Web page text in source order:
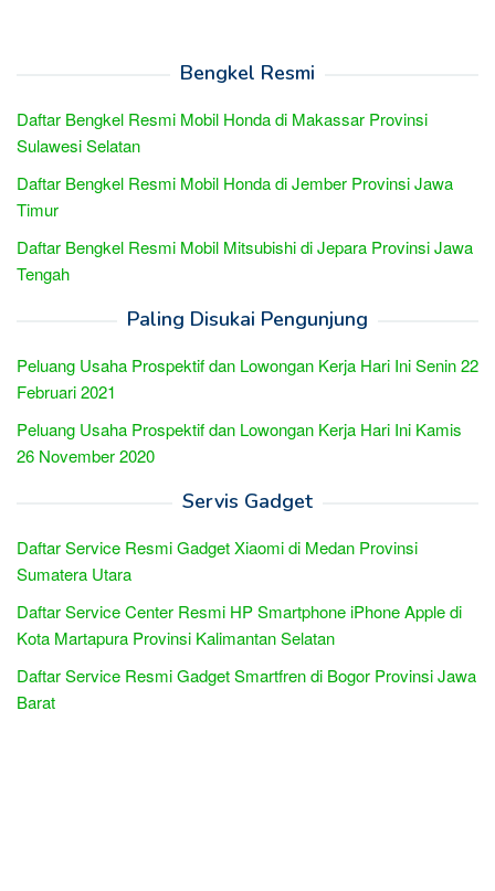
Bengkel Resmi
Daftar Bengkel Resmi Mobil Honda di Makassar Provinsi
Sulawesi Selatan
Daftar Bengkel Resmi Mobil Honda di Jember Provinsi Jawa
Timur
Daftar Bengkel Resmi Mobil Mitsubishi di Jepara Provinsi Jawa
Tengah
Paling Disukai Pengunjung
Peluang Usaha Prospektif dan Lowongan Kerja Hari Ini Senin 22
Februari 2021
Peluang Usaha Prospektif dan Lowongan Kerja Hari Ini Kamis
26 November 2020
Servis Gadget
Daftar Service Resmi Gadget Xiaomi di Medan Provinsi
Sumatera Utara
Daftar Service Center Resmi HP Smartphone iPhone Apple di
Kota Martapura Provinsi Kalimantan Selatan
Daftar Service Resmi Gadget Smartfren di Bogor Provinsi Jawa
Barat